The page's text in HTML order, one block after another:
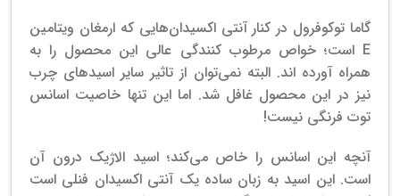
گاما توکوفرول در کنار آنتی اکسیدان‌هایی که ارمغان ویتامین
E است؛ خواص مرطوب کنندگی عالی این محصول را به
همراه آورده اند. البته نمی‌توان از تاثیر سایر اسیدهای چرب
نیز در این محصول غافل شد. اما این تنها خاصیت اسانس
توت فرنگی نیست!
آنچه این اسانس را خاص می‌کند؛ اسید الاژیک درون آن
است. این اسید به زبان ساده یک آنتی اکسیدان فنلی است